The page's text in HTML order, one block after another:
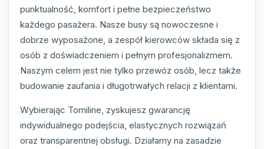
punktualność, komfort i pełne bezpieczeństwo
każdego pasażera. Nasze busy są nowoczesne i
dobrze wyposażone, a zespół kierowców składa się z
osób z doświadczeniem i pełnym profesjonalizmem.
Naszym celem jest nie tylko przewóz osób, lecz także
budowanie zaufania i długotrwałych relacji z klientami.
Wybierając Tomiline, zyskujesz gwarancję
indywidualnego podejścia, elastycznych rozwiązań
oraz transparentnej obsługi. Działamy na zasadzie